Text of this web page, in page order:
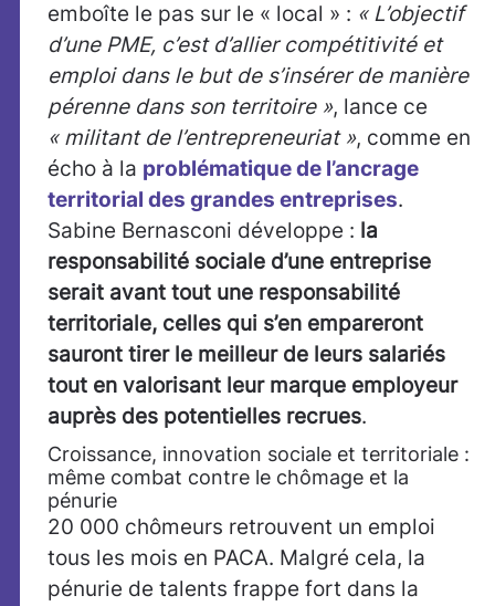
emboîte le pas sur le « local » : « L’objectif
d’une PME, c’est d’allier compétitivité et
emploi dans le but de s’insérer de manière
pérenne dans son territoire », lance ce
« militant de l’entrepreneuriat », comme en
écho à la problématique de l’ancrage
territorial des grandes entreprises.
Sabine Bernasconi développe : la
responsabilité sociale d’une entreprise
serait avant tout une responsabilité
territoriale, celles qui s’en empareront
sauront tirer le meilleur de leurs salariés
tout en valorisant leur marque employeur
auprès des potentielles recrues.
Croissance, innovation sociale et territoriale :
même combat contre le chômage et la
pénurie
20 000 chômeurs retrouvent un emploi
tous les mois en PACA. Malgré cela, la
pénurie de talents frappe fort dans la